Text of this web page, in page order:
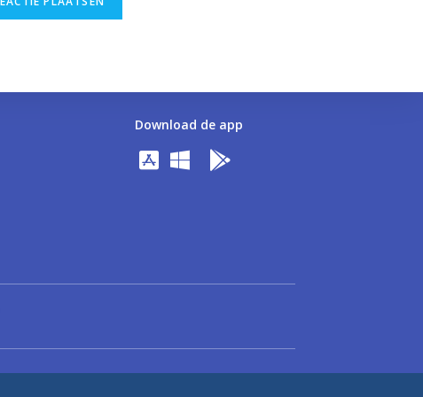
Download de app